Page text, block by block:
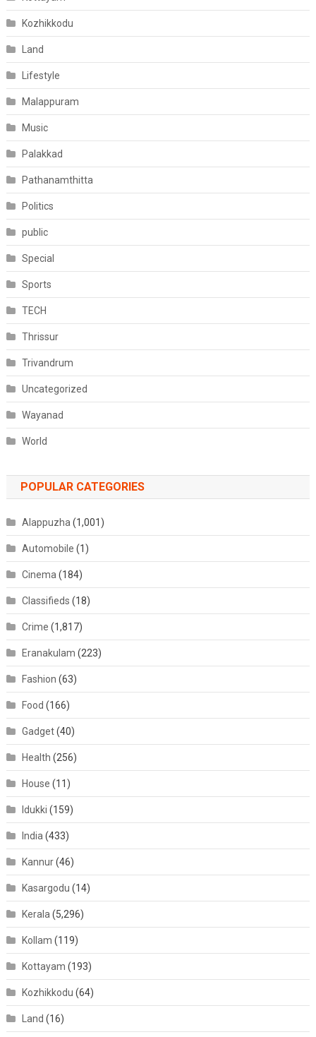
Kozhikkodu
Land
Lifestyle
Malappuram
Music
Palakkad
Pathanamthitta
Politics
public
Special
Sports
TECH
Thrissur
Trivandrum
Uncategorized
Wayanad
World
POPULAR CATEGORIES
Alappuzha(1,001)
Automobile (1)
Cinema(184)
Classifieds (18)
Crime (1,817)
Eranakulam (223)
Fashion (63)
Food (166)
Gadget(40)
Health (256)
House (11)
Idukki (159)
India(433)
Kannur(46)
Kasargodu (14)
Kerala(5,296)
Kollam (119)
Kottayam (193)
Kozhikkodu (64)
Land (16)